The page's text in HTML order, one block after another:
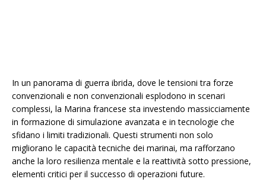
In un panorama di guerra ibrida, dove le tensioni tra forze
convenzionali e non convenzionali esplodono in scenari
complessi, la Marina francese sta investendo massicciamente
in formazione di simulazione avanzata e in tecnologie che
sfidano i limiti tradizionali. Questi strumenti non solo
migliorano le capacità tecniche dei marinai, ma rafforzano
anche la loro resilienza mentale e la reattività sotto pressione,
elementi critici per il successo di operazioni future.